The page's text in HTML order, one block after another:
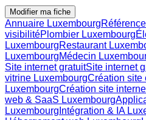
Modifier ma fiche
Annuaire Luxembourg
visibilitéPlombier Luxembourg
LuxembourgRestaurant
LuxembourgMédecin
Site internet gratuitSite internet
vitrine LuxembourgCréation site
LuxembourgCréation site
web & SaaS Luxembourg
Luxembourg Intégration & IA